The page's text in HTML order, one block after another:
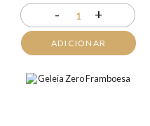
- 1 +
ADICIONAR